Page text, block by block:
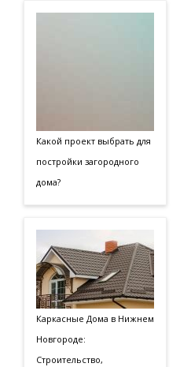
Какой проект выбрать для
постройки загородного
дома?
Каркасные Дома в Нижнем
Новгороде:
Строительство,